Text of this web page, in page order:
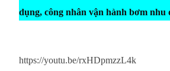
dụng, công nhân vận hành bơm nhu
https://youtu.be/rxHDpmzzL4k